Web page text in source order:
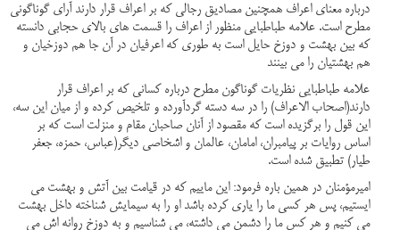
درباره معنای اعراف همچنین مصادیق رجالی که بر اعراف قرار دارند آرای گوناگونی
مطرح است. علامه طباطبایی منظور از اعراف را قسمت های بالای حجابی دانسته
که بین بهشت و دوزخ حایل است به طوری که اعرفیان در آن جا هم دوزخیان و
هم بهشتیان را می بینند
علامه طباطبایی نظریات گوناگون مطرح درباره کسانی که بر اعراف قرار
دارند(اصحاب الاعراف) را در سه دسته گردآورده و تلخیص کرده و از میان این سه،
این قول را برگزیده است که مقصود از آنان صاحبان مقام و منزلت است که بر
اساس روایات بر پیامبران، امامان، عالمان و اشخاصی دیگر(عباس، حمزه، جعفر
طیار) تطبیق شده است.
امیرمؤمنان در همین باره فرمود: این ماییم که در قیامت بین آتش و بهشت می
ایستیم، پس هر کسی ما را یاری کرده باشد او را به سیمایش شناخته داخل بهشت
می کنیم و هر کس ما را دشمن می داشته، می شناسیم و به دوزخ روانه اش می